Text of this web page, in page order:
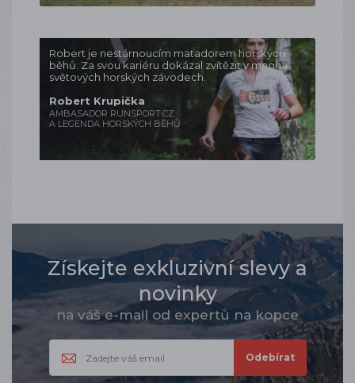
Robert je nestárnoucím matadorem horských
běhů. Za svou kariéru dokázal zvítězit v mnoha
světových horských závodech.
Robert Krupička
AMBASADOR RUNSPORT.CZ
A LEGENDA HORSKÝCH BĚHŮ
Získejte exkluzivní slevy a
novinky
na váš e-mail od expertů na kopce